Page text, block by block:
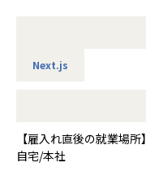
Next.js
【雇入れ直後の就業場所】
自宅/本社